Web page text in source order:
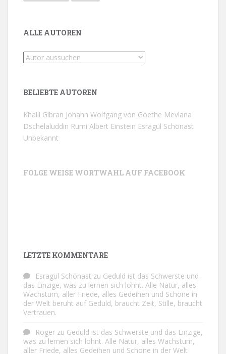
ALLE AUTOREN
BELIEBTE AUTOREN
Khalil Gibran Johann Wolfgang von Goethe Mevlana
Dschelaluddin Rumi Albert Einstein Esragül Schönast
Unbekannt
FOLGE WEISE WORTWAHL AUF FACEBOOK
LETZTE KOMMENTARE
Esragül Schönast zu Geduld ist das Schwerste und
das Einzige, was zu lernen sich lohnt. Alle Natur, alles
Wachstum, aller Friede, alles Gedeihen und Schöne in
der Welt beruht auf Geduld, braucht Zeit, Stille, braucht
Vertrauen.
Roger zu Geduld ist das Schwerste und das Einzige,
was zu lernen sich lohnt. Alle Natur, alles Wachstum,
aller Friede, alles Gedeihen und Schöne in der Welt